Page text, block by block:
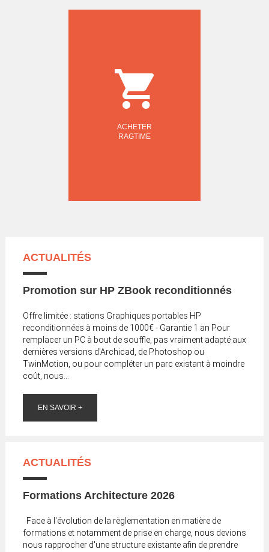
ACHETER
RAGTIME
ACTUALITÉS
Promotion sur HP ZBook reconditionnés
Offre limitée : stations Graphiques portables HP
reconditionnées à moins de 1000€ - Garantie 1 an Pour
remplacer un PC à bout de souffle, pas vraiment adapté aux
dernières versions d'Archicad, de Photoshop ou
TwinMotion, ou pour compléter un parc existant à moindre
coût, nous...
EN SAVOIR +
ACTUALITÉS
Formations Architecture 2026
Face à l'évolution de la règlementation en matière de
formations et notamment de prise en charge, nous devions
nous rapprocher d'une structure existante afin de prendre